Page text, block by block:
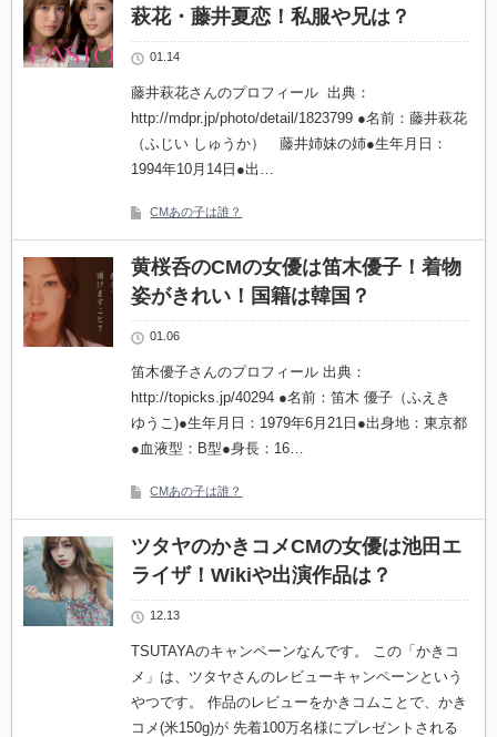
萩花・藤井夏恋！私服や兄は？
01.14
藤井萩花さんのプロフィール 出典：
http://mdpr.jp/photo/detail/1823799 ●名前：藤井萩花
（ふじい しゅうか） 藤井姉妹の姉●生年月日：
1994年10月14日●出…
CMあの子は誰？
黄桜呑のCMの女優は笛木優子！着物
姿がきれい！国籍は韓国？
01.06
笛木優子さんのプロフィール 出典：
http://topicks.jp/40294 ●名前：笛木 優子（ふえき
ゆうこ)●生年月日：1979年6月21日●出身地：東京都
●血液型：B型●身長：16…
CMあの子は誰？
ツタヤのかきコメCMの女優は池田エ
ライザ！Wikiや出演作品は？
12.13
TSUTAYAのキャンペーンなんです。 この「かきコ
メ」は、ツタヤさんのレビューキャンペーンという
やつです。 作品のレビューをかきコムことで、かき
コメ(米150g)が 先着100万名様にプレゼントされる